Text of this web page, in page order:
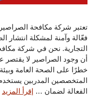
تعتبر شركة مكافحة
فعّالة وآمنة لمشكلة انتشار
التجارية. نحن في شركة
أن وجود الصراصير لا
خطرًا على الصحة العامة
المتخصصين المدربين يستخدم
الفعالة لضمان … إقرأ المزيد